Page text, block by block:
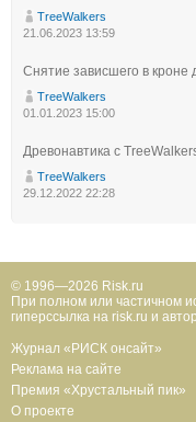
TreeWalkers
21.06.2023 13:59
Снятие зависшего в кроне
TreeWalkers
01.01.2023 15:00
Древонавтика с
TreeWalkers
29.12.2022 22:28
© 1996—2026 Risk.ru
При полном или частичном
гиперссылка на risk.ru и
Журнал «РИСК онсайт»
Реклама на сайте
Премия «Хрустальный пик»
О проекте